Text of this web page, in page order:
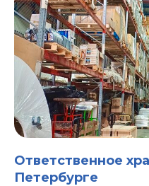
Ответственное
Петербурге